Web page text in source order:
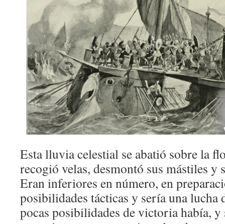
Esta lluvia celestial se abatió sobre la
recogió velas, desmontó sus mástiles y
Eran inferiores en número, en
posibilidades tácticas y sería una lucha
pocas posibilidades de victoria había,